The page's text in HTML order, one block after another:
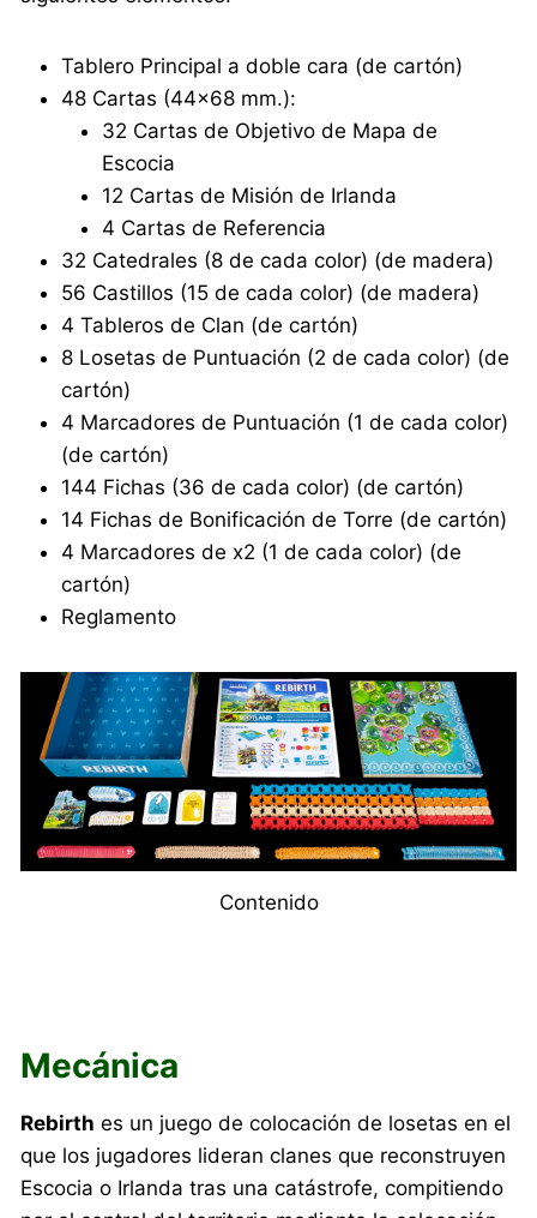
Tablero Principal a doble cara (de cartón)
48 Cartas (44×68 mm.):
32 Cartas de Objetivo de Mapa de
Escocia
12 Cartas de Misión de Irlanda
4 Cartas de Referencia
32 Catedrales (8 de cada color) (de madera)
56 Castillos (15 de cada color) (de madera)
4 Tableros de Clan (de cartón)
8 Losetas de Puntuación (2 de cada color) (de
cartón)
4 Marcadores de Puntuación (1 de cada color)
(de cartón)
144 Fichas (36 de cada color) (de cartón)
14 Fichas de Bonificación de Torre (de cartón)
4 Marcadores de x2 (1 de cada color) (de
cartón)
Reglamento
Contenido
Mecánica
Rebirth es un juego de colocación de losetas en el
que los jugadores lideran clanes que reconstruyen
Escocia o Irlanda tras una catástrofe, compitiendo